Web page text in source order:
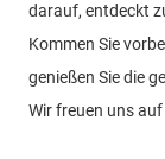
darauf, entdeckt
Kommen Sie
genießen Sie die
Wir freuen uns